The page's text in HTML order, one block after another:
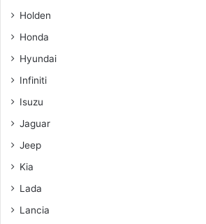
Holden
Honda
Hyundai
Infiniti
Isuzu
Jaguar
Jeep
Kia
Lada
Lancia